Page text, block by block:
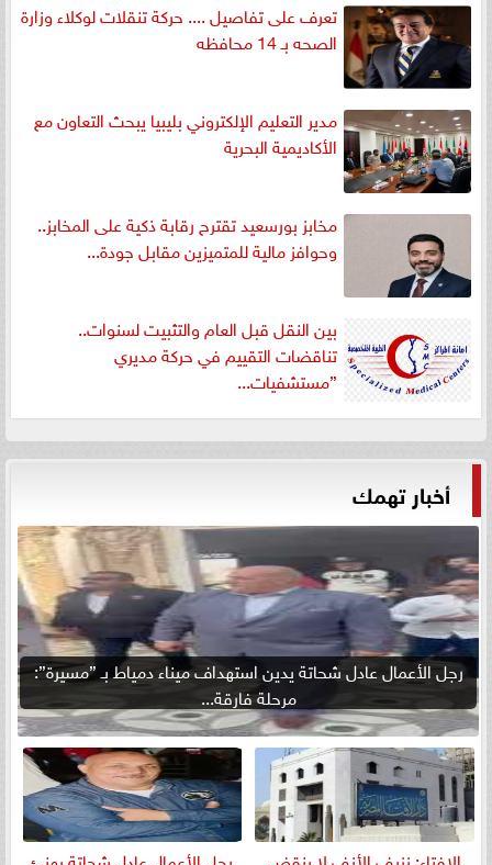
تعرف على تفاصيل .... حركة تنقلات لوكلاء وزارة
الصحه بـ 14 محافظه
مدير التعليم الإلكتروني بليبيا يبحث التعاون مع
الأكاديمية البحرية
مخابز بورسعيد تقترح رقابة ذكية على المخابز..
وحوافز مالية للمتميزين مقابل جودة...
بين النقل قبل العام والتثبيت لسنوات..
تناقضات التقييم في حركة مديري
”مستشفيات...
أخبار تهمك
رجل الأعمال عادل شحاتة يدين استهداف ميناء دمياط بـ ”مسيرة”:
مرحلة فارقة...